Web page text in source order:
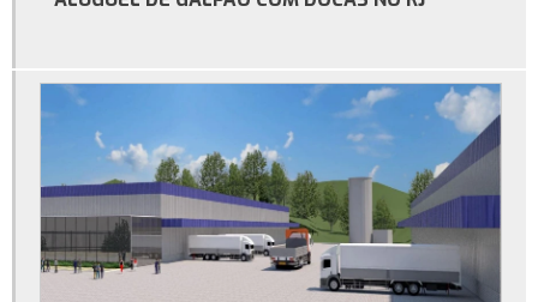
Empresa de construção de galpão no rio de janeiro
Serviço de construção de galpão industrial
Construtora de galpão industrial no rio de janeiro
Construção de galpão industrial no rj
Construção de galpão industrial no rio de janeiro